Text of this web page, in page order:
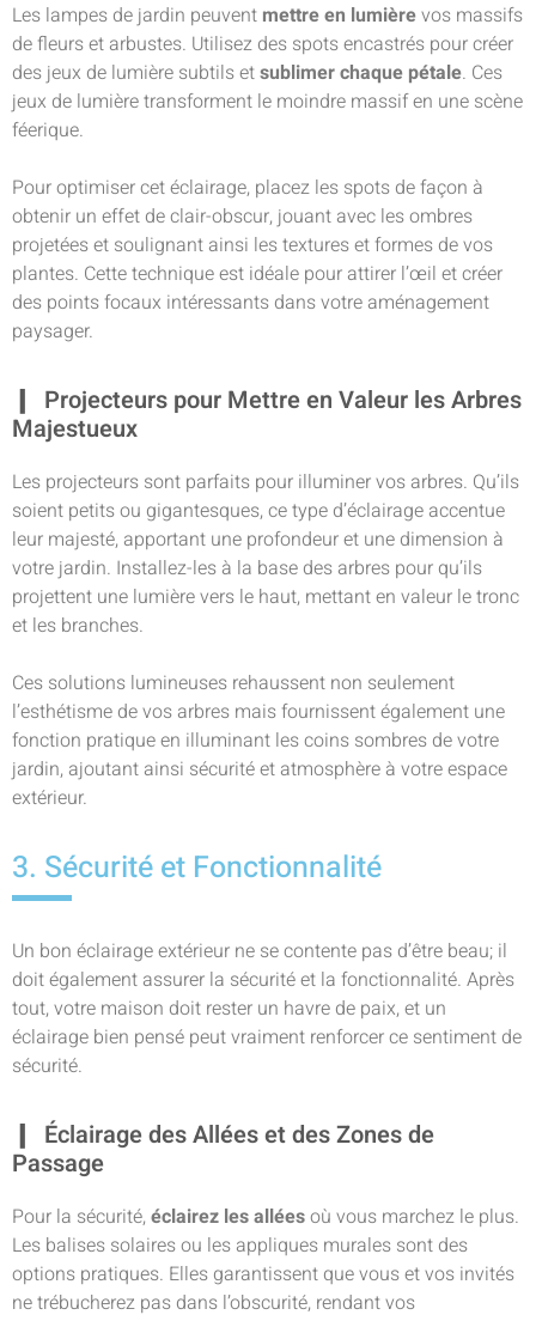
Les lampes de jardin peuvent mettre en lumièrevos massifs
de fleurs et arbustes. Utilisez des spots encastrés pour créer
des jeux de lumière subtils etsublimer chaque pétale. Ces
jeux de lumière transforment le moindre massif en une scène
féerique.
Pour optimiser cet éclairage, placez les spots de façon à
obtenir un effet de clair-obscur, jouant avec les ombres
projetées et soulignant ainsi les textures et formes de vos
plantes. Cette technique est idéale pour attirer l’œil et créer
des points focaux intéressants dans votre aménagement
paysager.
Projecteurs pour Mettre en Valeur les Arbres
Majestueux
Les projecteurs sont parfaits pour illuminer vos arbres. Qu’ils
soient petits ou gigantesques, ce type d’éclairage accentue
leur majesté, apportant une profondeur et une dimension à
votre jardin. Installez-les à la base des arbres pour qu’ils
projettent une lumière vers le haut, mettant en valeur le tronc
et les branches.
Ces solutions lumineuses rehaussent non seulement
l’esthétisme de vos arbres mais fournissent également une
fonction pratique en illuminant les coins sombres de votre
jardin, ajoutant ainsi sécurité et atmosphère à votre espace
extérieur.
3. Sécurité et Fonctionnalité
Un bon éclairage extérieur ne se contente pas d’être beau; il
doit également assurer la sécurité et la fonctionnalité. Après
tout, votre maison doit rester un havre de paix, et un
éclairage bien pensé peut vraiment renforcer ce sentiment de
sécurité.
Éclairage des Allées et des Zones de
Passage
Pour la sécurité,éclairez les alléesoù vous marchez le plus.
Les balises solaires ou les appliques murales sont des
options pratiques. Elles garantissent que vous et vos invités
ne trébucherez pas dans l’obscurité, rendant vos